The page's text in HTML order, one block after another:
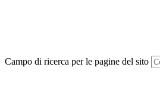
Campo di ricerca per le pagine del sito